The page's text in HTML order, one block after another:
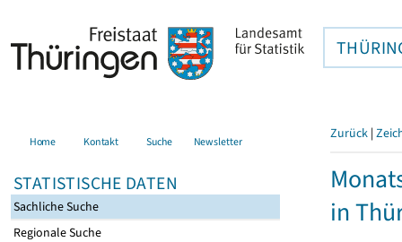
Home Kontakt Suche Newsletter
STATISTISCHE DATEN
Sachliche Suche
Regionale Suche
Zurück |
in